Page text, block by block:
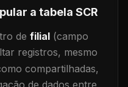
a tabela SCR
de filial (campo
registros, mesmo
compartilhadas,
de dados entre